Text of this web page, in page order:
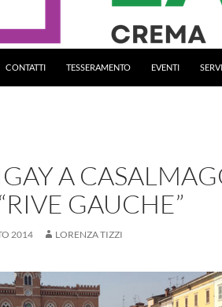
CONTATTI TESSERAMENTO EVENTI
A
GAUCHE”
2014 LORENZA TIZZI